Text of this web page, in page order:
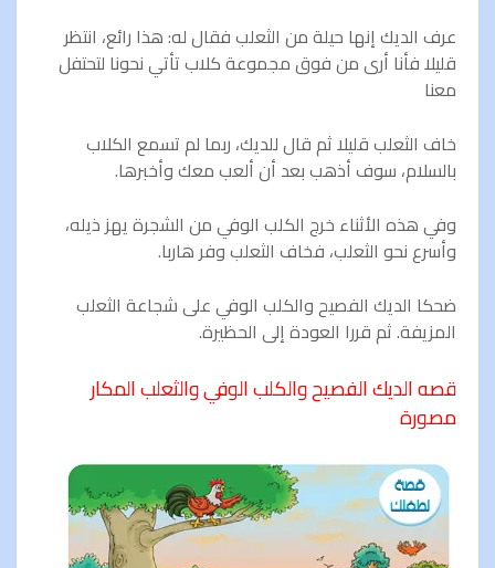
عرف الديك إنها حيلة من الثعلب فقال له: هذا رائع، انتظر
قليلا فأنا أرى من فوق مجموعة كلاب تأتي نحونا لتحتفل
معنا
خاف الثعلب قليلا ثم قال للديك، ربما لم تسمع الكلاب
بالسلام، سوف أذهب بعد أن ألعب معك وأخبرها.
وفي هذه الأثناء خرج الكلب الوفي من الشجرة يهز ذيله،
وأسرع نحو الثعلب، فخاف الثعلب وفر هاربا.
ضحكا الديك الفصيح والكلب الوفي على شجاعة الثعلب
المزيفة. ثم قررا العودة إلى الحظيرة.
قصه الديك الفصيح والكلب الوفي والثعلب المكار
مصورة